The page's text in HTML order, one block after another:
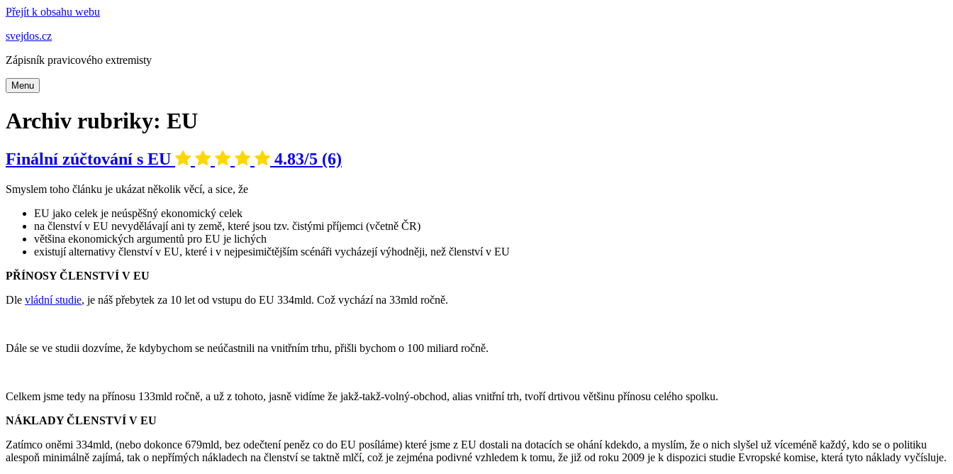
Přejít k obsahu webu
svejdos.cz
Zápisník pravicového extremisty
Menu
Archiv rubriky: EU
Finální zúčtování s EU 4.83/5 (6)
Smyslem toho článku je ukázat několik věcí, a sice, že
EU jako celek je neúspěšný ekonomický celek
na členství v EU nevydělávají ani ty země, které jsou tzv. čistými příjemci (včetně ČR)
většina ekonomických argumentů pro EU je lichých
existují alternativy členství v EU, které i v nejpesimičtějším scénáři vycházejí výhodněji, než členství v EU
PŘÍNOSY ČLENSTVÍ V EU
Dle vládní studie, je náš přebytek za 10 let od vstupu do EU 334mld. Což vychází na 33mld ročně.
Dále se ve studii dozvíme, že kdybychom se neúčastnili na vnitřním trhu, přišli bychom o 100 miliard ročně.
Celkem jsme tedy na přínosu 133mld ročně, a už z tohoto, jasně vidíme že jakž-takž-volný-obchod, alias vnitřní trh, tvoří drtivou většinu přínosu celého spolku.
NÁKLADY ČLENSTVÍ V EU
Zatímco oněmi 334mld, (nebo dokonce 679mld, bez odečtení peněz co do EU posíláme) které jsme z EU dostali na dotacích se ohání kdekdo, a myslím, že o nich slyšel už víceméně každý, kdo se o politiku
alespoň minimálně zajímá, tak o nepřímých nákladech na členství se taktně mlčí, což je zejména podivné vzhledem k tomu, že již od roku 2009 je k dispozici studie Evropské komise, která tyto náklady vyčísluje.